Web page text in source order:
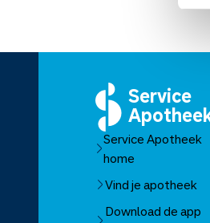
Service
Service Apotheek
home
Vind je apotheek
Download de app